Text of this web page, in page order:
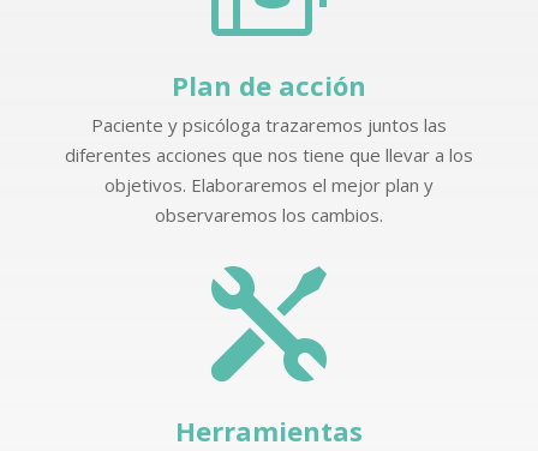
Plan de acción
Paciente y psicóloga trazaremos juntos las
diferentes acciones que nos tiene que llevar a los
objetivos. Elaboraremos el mejor plan y
observaremos los cambios.

Herramientas